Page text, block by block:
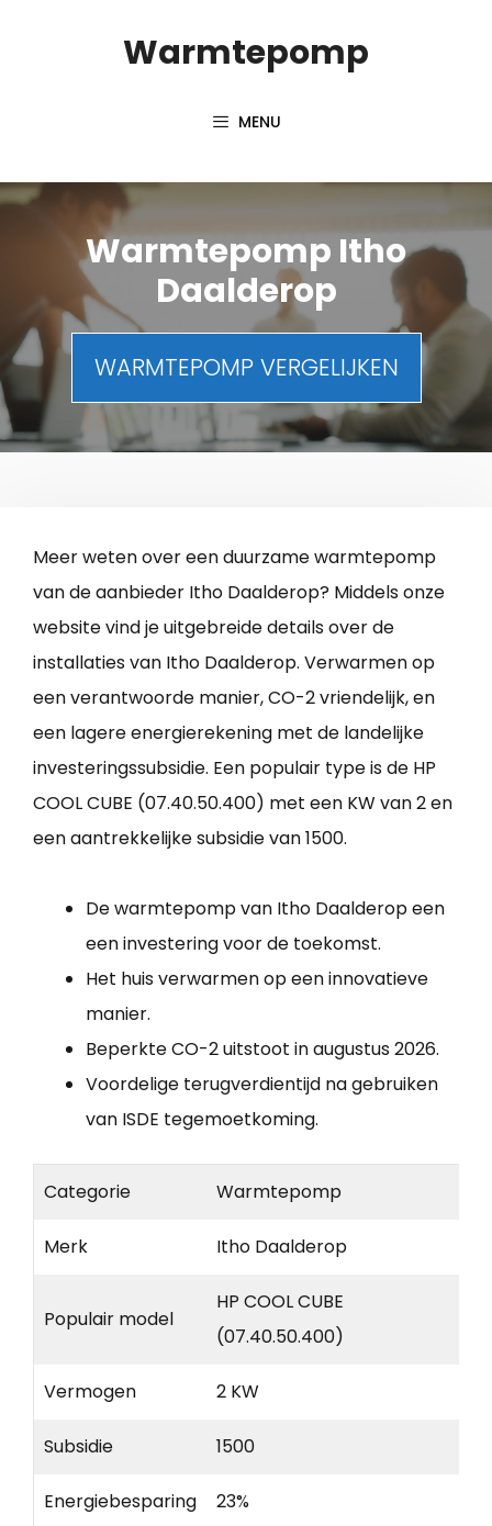
Warmtepomp
MENU
Warmtepomp Itho
Daalderop
WARMTEPOMP VERGELIJKEN
Meer weten over een duurzame warmtepomp
van de aanbieder Itho Daalderop? Middels onze
website vind je uitgebreide details over de
installaties van Itho Daalderop. Verwarmen op
een verantwoorde manier, CO-2 vriendelijk, en
een lagere energierekening met de landelijke
investeringssubsidie. Een populair type is de HP
COOL CUBE (07.40.50.400) met een KW van 2 en
een aantrekkelijke subsidie van 1500.
De warmtepomp van Itho Daalderop een
een investering voor de toekomst.
Het huis verwarmen op een innovatieve
manier.
Beperkte CO-2 uitstoot in augustus 2026.
Voordelige terugverdientijd na gebruiken
van ISDE tegemoetkoming.
Categorie Warmtepomp
Merk Itho Daalderop
Populair model
HP COOL CUBE
(07.40.50.400)
Vermogen 2 KW
Subsidie 1500
Energiebesparing 23%